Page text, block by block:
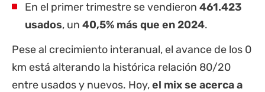
En el primer trimestre se vendieron 461.423
usados, un 40,5% más que en 2024.
Pese al crecimiento interanual, el avance de los 0
km está alterando la histórica relación 80/20
entre usados y nuevos. Hoy,el mix se acerca a